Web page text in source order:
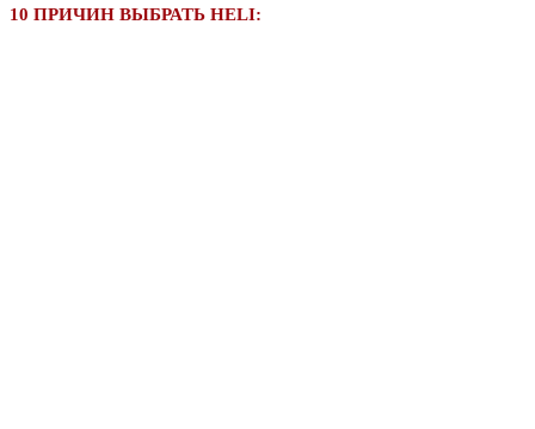
10 ПРИЧИН ВЫБРАТЬ HELI: